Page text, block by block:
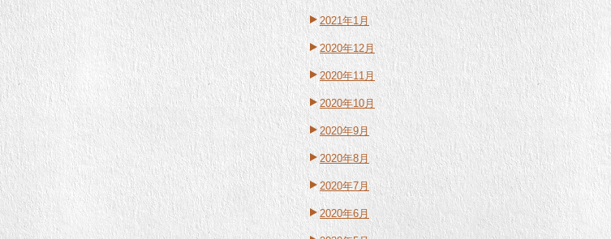
2021年1月
2020年12月
2020年11月
2020年10月
2020年9月
2020年8月
2020年7月
2020年6月